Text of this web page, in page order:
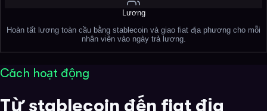
Lương
Hoàn tất lương toàn cầu bằng stablecoin và giao fiat địa phương cho mỗi
nhân viên vào ngày trả lương.
Cách hoạt động
Từ stablecoin đến fiat địa